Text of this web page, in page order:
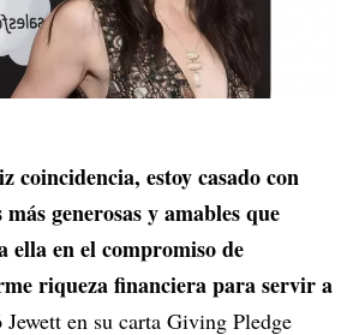
coincidencia, estoy casado con
generosas y amables que
ella en el compromiso de
riqueza financiera para servir a
Jewett en su carta Giving Pledge